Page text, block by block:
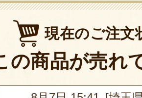
現在のご注文
の商品が売れ